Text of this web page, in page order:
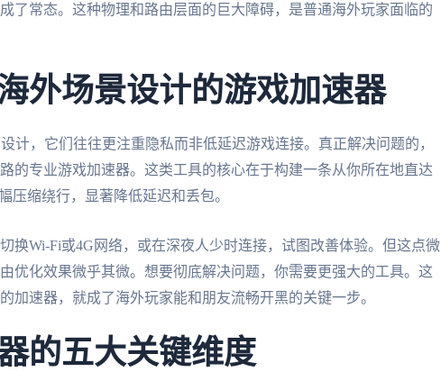
了常态。这种物理和路由层面的巨大障碍，是普通海外玩家面临的
外场景设计的游戏加速器
计，它们往往更注重隐私而非低延迟游戏连接。真正解决问题的，
的专业游戏加速器。这类工具的核心在于构建一条从你所在地直达
压缩绕行，显著降低延迟和丢包。
换Wi-Fi或4G网络，或在深夜人少时连接，试图改善体验。但这点微
优化效果微乎其微。想要彻底解决问题，你需要更强大的工具。这
加速器，就成了海外玩家能和朋友流畅开黑的关键一步。
的五大关键维度